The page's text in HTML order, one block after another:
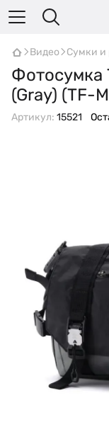
Видео Сумки и
Фотосумка
(Gray) (TF-
Артикул: 15521